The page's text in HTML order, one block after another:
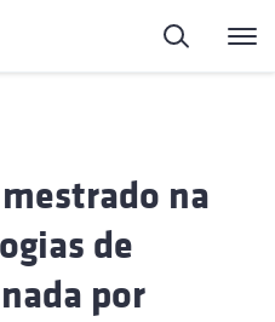
Pesquisa
na
de
por